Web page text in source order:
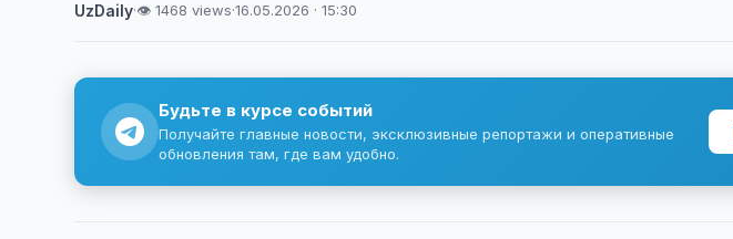
UzDaily·👁 1468 views·16.05.2026 · 15:30
Будьте в курсе событий
Получайте главные новости, эксклюзивные репортажи и оперативные
обновления там, где вам удобно.